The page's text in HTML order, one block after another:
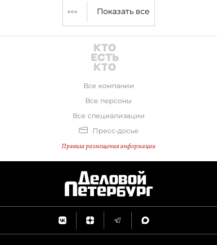
Показать все
Все компании
Все персоны
Все специализации
Пресс-досье
Правила размещения информации